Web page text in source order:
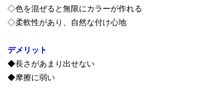
◇色を混ぜると無限にカラーが作れる
◇柔軟性があり、自然な付け心地
デメリット
◆長さがあまり出せない
◆摩擦に弱い